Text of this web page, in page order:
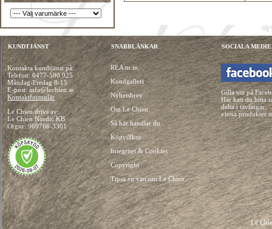
KUNDTJÄNST
Kontakta kundtjänst på:
Telefon:0477-590 925
Måndag-Fredag 8-15
E-post: info@lechien.se
Kontaktformulär
Le Chien drivs av:
Le Chien Nordic KB
Orgnr: 969766-3301
SNABBLÄNKAR
REA m.m.
Kundgalleri
Nyhetsbrev
Om Le Chien
Så här handlar du
Köpvillkor
Integritet & Cookies
Copyright
Tipsa en vän om Le Chien
SOCIALA
Gilla oss på
Här kan du hitta
delta i tävlingar,
vinna produkter
Le